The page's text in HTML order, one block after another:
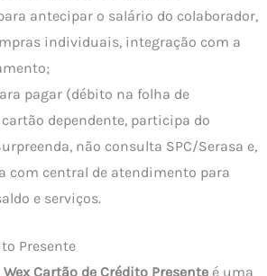
antecipar o salário do colaborador,
individuais, integração com a
pagar (débito na folha de
dependente, participa do
não consulta SPC/Serasa e,
com central de atendimento para
e serviços.
Presente
Wex Cartão de Crédito Presenteé uma